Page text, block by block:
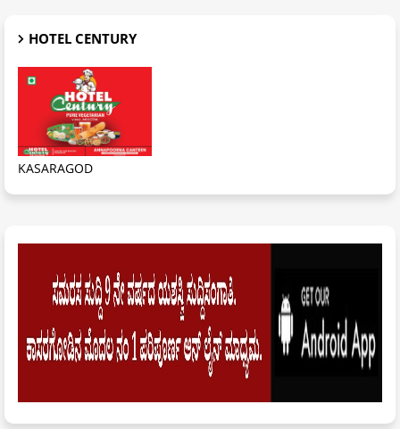
HOTEL CENTURY
KASARAGOD